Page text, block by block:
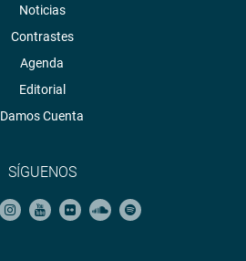
Noticias
Contrastes
Agenda
Editorial
Damos Cuenta
SÍGUENOS